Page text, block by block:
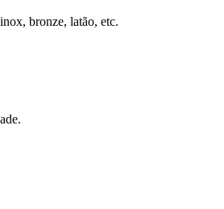
bronze, latão, etc.